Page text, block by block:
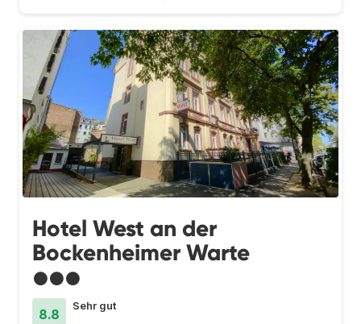
Hotel West an der
Bockenheimer Warte
●●●
8.8
Sehr gut